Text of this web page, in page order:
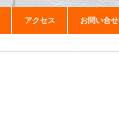
アクセス お問い合せ